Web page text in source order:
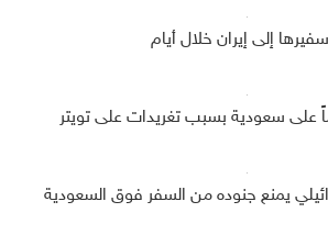
إلى إيران خلال أيام
يمنع جنوده من السفر فوق السعودية